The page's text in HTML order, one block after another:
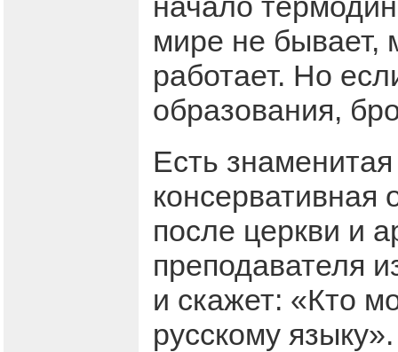
начало
мире не бывает,
работает. Но
образования,
Есть
консервативная
после церкви и
преподавателя
и скажет: «Кто
русскому языку».